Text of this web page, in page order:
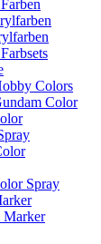
Colors
Color
Spray